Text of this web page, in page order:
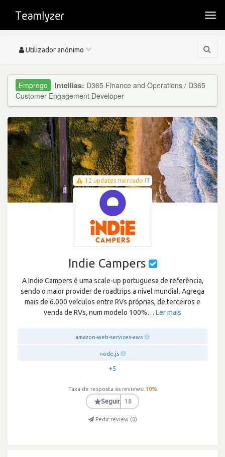
Toggle
Utilizador anónimo
Intellias: D365 Finance and Operations / D365
Customer Engagement Developer
12 updates mercado IT
Indie Campers
A Indie Campers é uma scale-up portuguesa de referência,
sendo o maior provider de roadtrips a nível mundial. Agrega
mais de 6.000 veículos entre RVs próprias, de terceiros e
venda de RVs, num modelo 100%… Ler mais
amazon-web-services-aws
node.js
+5
Taxa de resposta às reviews: 10%
★Seguir 18
Pedir review (0)